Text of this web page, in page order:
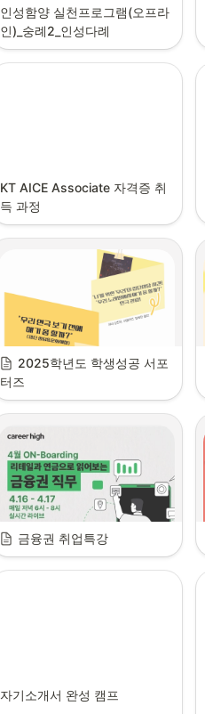
인성함양 실천프로그램(오프라
인)_숭례2_인성다례
KT AICE Associate 자격증 취
득 과정
2025학년도 학생성공 서포
터즈
금융권 취업특강
자기소개서 완성 캠프